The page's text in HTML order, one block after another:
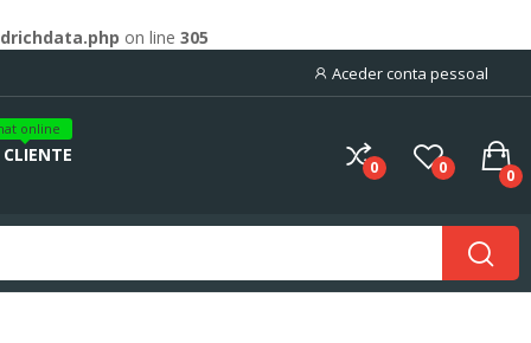
on line 305
Aceder conta pessoal
online
0 0 0